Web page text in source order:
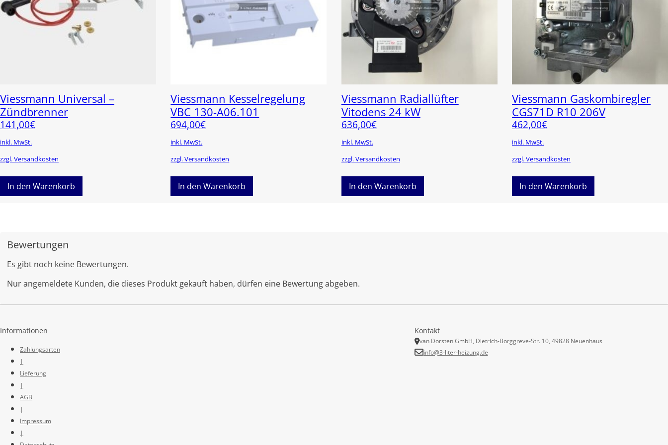
Viessmann Universal –
Zündbrenner
141,00€
inkl. MwSt.
zzgl. Versandkosten
In den Warenkorb
Viessmann Kesselregelung
VBC 130-A06.101
694,00€
inkl. MwSt.
zzgl. Versandkosten
In den Warenkorb
Viessmann Radiallüfter
Vitodens 24 kW
636,00€
inkl. MwSt.
zzgl. Versandkosten
In den Warenkorb
Viessmann Gaskombiregler
CGS71D R10 206V
462,00€
inkl. MwSt.
zzgl. Versandkosten
In den Warenkorb
Bewertungen
Es gibt noch keine Bewertungen.
Nur angemeldete Kunden, die dieses Produkt gekauft haben, dürfen eine Bewertung abgeben.
Informationen
Zahlungsarten
|
Lieferung
|
AGB
|
Impressum
|
Kontakt
van Dorsten GmbH, Dietrich-Borggreve-Str. 10, 49828 Neuenhaus
info@3-liter-heizung.de